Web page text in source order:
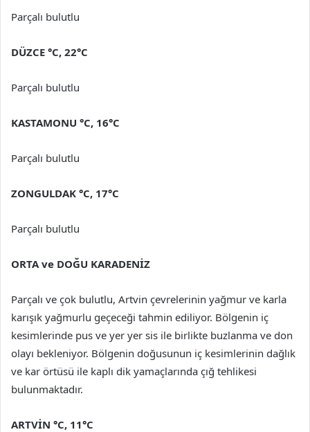
Parçalı bulutlu
DÜZCE °C, 22°C
Parçalı bulutlu
KASTAMONU °C, 16°C
Parçalı bulutlu
ZONGULDAK °C, 17°C
Parçalı bulutlu
ORTA ve DOĞU KARADENİZ
Parçalı ve çok bulutlu, Artvin çevrelerinin yağmur ve karla
karışık yağmurlu geçeceği tahmin ediliyor. Bölgenin iç
kesimlerinde pus ve yer yer sis ile birlikte buzlanma ve don
olayı bekleniyor. Bölgenin doğusunun iç kesimlerinin dağlık
ve kar örtüsü ile kaplı dik yamaçlarında çığ tehlikesi
bulunmaktadır.
ARTVİN °C, 11°C